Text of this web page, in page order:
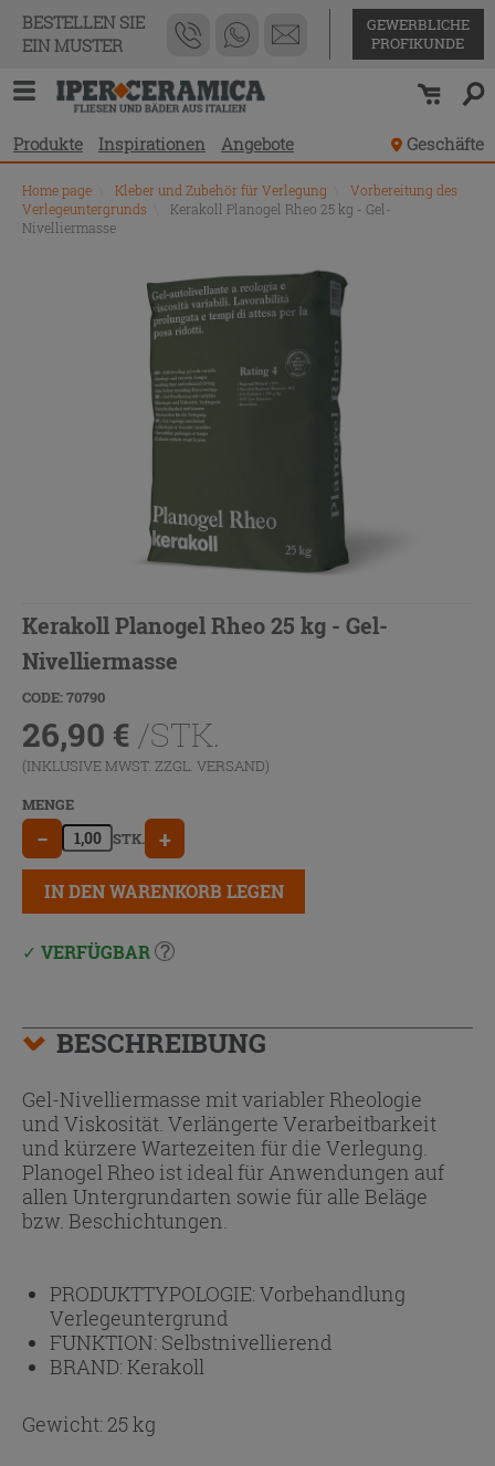
BESTELLEN SIE
EIN MUSTER
GEWERBLICHE
PROFIKUNDE
Produkte Inspirationen Angebote Geschäfte
Home page Kleber und Zubehör für Verlegung
Vorbereitung des
Verlegeuntergrunds
Kerakoll Planogel Rheo 25 kg - Gel-
Nivelliermasse
Kerakoll Planogel Rheo 25 kg - Gel-
Nivelliermasse
CODE: 70790
26,90 € /STK.
(INKLUSIVE MWST. ZZGL. VERSAND)
MENGE
− STK. +
IN DEN WARENKORB LEGEN
VERFÜGBAR
BESCHREIBUNG
Gel-Nivelliermasse mit variabler Rheologie
und Viskosität. Verlängerte Verarbeitbarkeit
und kürzere Wartezeiten für die Verlegung.
Planogel Rheo ist ideal für Anwendungen auf
allen Untergrundarten sowie für alle Beläge
bzw. Beschichtungen.
PRODUKTTYPOLOGIE:Vorbehandlung
Verlegeuntergrund
FUNKTION: Selbstnivellierend
BRAND:Kerakoll
Gewicht: 25 kg